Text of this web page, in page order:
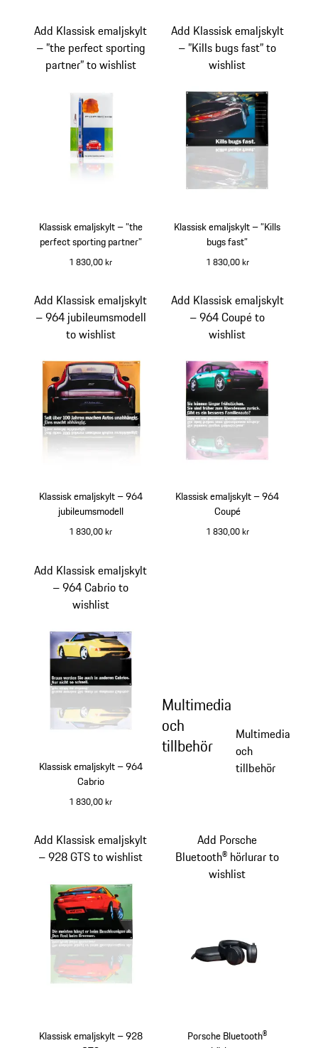
Klassisk emaljskylt – ”the
perfect sporting partner”
1 830,00 kr
Add Klassisk emaljskylt
– ”the perfect sporting
partner” to wishlist
Klassisk emaljskylt – ”Kills
bugs fast”
1 830,00 kr
Add Klassisk emaljskylt
– ”Kills bugs fast” to
wishlist
Klassisk emaljskylt – 964
jubileumsmodell
1 830,00 kr
Add Klassisk emaljskylt
– 964 jubileumsmodell
to wishlist
Klassisk emaljskylt – 964
Coupé
1 830,00 kr
Add Klassisk emaljskylt
– 964 Coupé to
wishlist
Klassisk emaljskylt – 964
Cabrio
1 830,00 kr
Add Klassisk emaljskylt
– 964 Cabrio to
wishlist
Multimedia
och
tillbehör
Multimedia
och
tillbehör
Klassisk emaljskylt – 928
Add Klassisk emaljskylt
– 928 GTS to wishlist
Porsche Bluetooth®
Add Porsche
Bluetooth® hörlurar to
wishlist